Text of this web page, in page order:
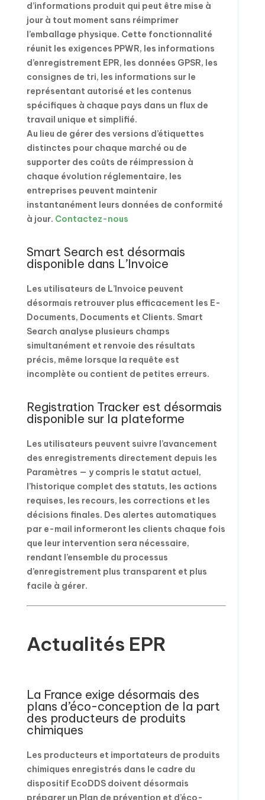
d’informations produit qui peut être mise à
jour à tout moment sans réimprimer
l’emballage physique. Cette fonctionnalité
réunit les exigences PPWR, les informations
d’enregistrement EPR, les données GPSR, les
consignes de tri, les informations sur le
représentant autorisé et les contenus
spécifiques à chaque pays dans un flux de
travail unique et simplifié.
Au lieu de gérer des versions d’étiquettes
distinctes pour chaque marché ou de
supporter des coûts de réimpression à
chaque évolution réglementaire, les
entreprises peuvent maintenir
instantanément leurs données de conformité
à jour. Contactez-nous
Smart Search est désormais
disponible dans L’Invoice
Les utilisateurs de L’Invoice peuvent
désormais retrouver plus efficacement les E-
Documents, Documents et Clients. Smart
Search analyse plusieurs champs
simultanément et renvoie des résultats
précis, même lorsque la requête est
incomplète ou contient de petites erreurs.
Registration Tracker est désormais
disponible sur la plateforme
Les utilisateurs peuvent suivre l’avancement
des enregistrements directement depuis les
Paramètres — y compris le statut actuel,
l’historique complet des statuts, les actions
requises, les recours, les corrections et les
décisions finales. Des alertes automatiques
par e-mail informeront les clients chaque fois
que leur intervention sera nécessaire,
rendant l’ensemble du processus
d’enregistrement plus transparent et plus
facile à gérer.
Actualités EPR
La France exige désormais des
plans d’éco-conception de la part
des producteurs de produits
chimiques
Les producteurs et importateurs de produits
chimiques enregistrés dans le cadre du
dispositif EcoDDS doivent désormais
préparer un Plan de prévention et d’éco-